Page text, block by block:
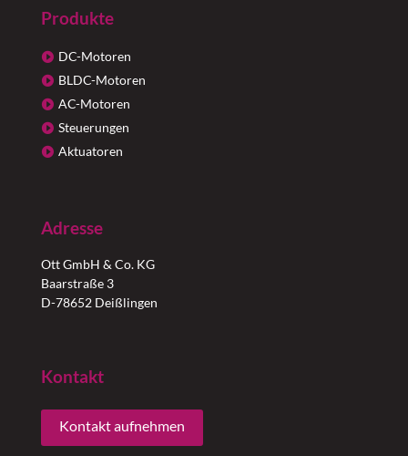
Produkte
DC-Motoren
BLDC-Motoren
AC-Motoren
Steuerungen
Aktuatoren
Adresse
Ott GmbH & Co. KG
Baarstraße 3
D-78652 Deißlingen
Kontakt
Kontakt aufnehmen